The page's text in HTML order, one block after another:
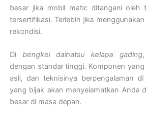
besar jika mobil matic ditangani oleh
tersertifikasi. Terlebih jika
rekondisi.
Di bengkel daihatsu kelapa gading
dengan standar tinggi. Komponen
asli, dan teknisinya berpengalaman di
yang bijak akan menyelamatkan Anda
besar di masa depan.